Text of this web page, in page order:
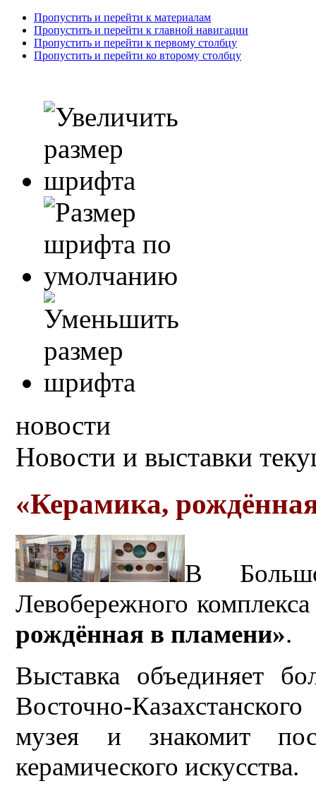
Пропустить и перейти к материалам
Пропустить и перейти к главной навигации
Пропустить и перейти к первому столбцу
Пропустить и перейти ко второму столбцу
новости
Новости и выставки
«Керамика,
В
Левобережного
рождённая в пламени».
Выставка объединяет
Восточно-
музея и знакомит
керамического искусства.